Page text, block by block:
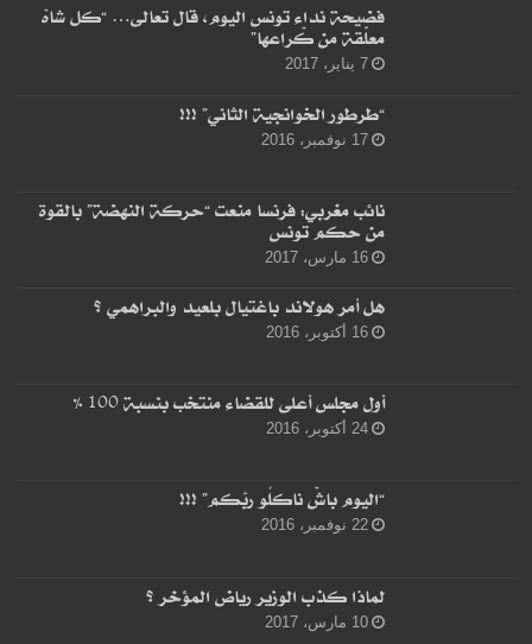
فضيحة نداء تونس اليوم، قال تعالى… “كل شاهْ
معلّقة من كْراعها”
7 يناير، 2017
“طرطور الخوانجية الثاني” !!!
17 نوفمبر، 2016
نائب مغربي: فرنسا منعت “حركة النهضة” بالقوة
من حكم تونس
16 مارس، 2017
هل أمر هولاند باغتيال بلعيد والبراهمي ؟
16 أكتوبر، 2016
أول مجلس أعلى للقضاء منتخب بنسبة 100 %
24 أكتوبر، 2016
“اليوم باشْ ناكلُو ربّكم” !!!
22 نوفمبر، 2016
لماذا كذب الوزير رياض المؤخر ؟
10 مارس، 2017